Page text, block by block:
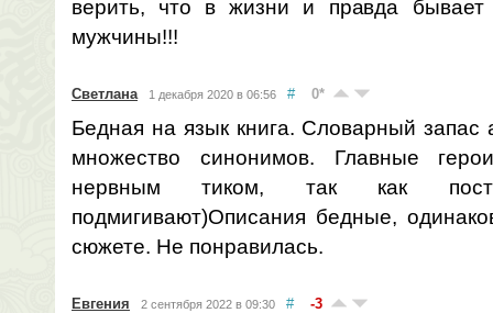
верить, что в жизни и правда
мужчины!!!
Светлана 1 декабря 2020 в 06:56 # 0*
Бедная на язык книга. Словарный запас
множество синонимов. Главные
нервным тиком, так как
подмигивают)Описания бедные,
сюжете. Не понравилась.
Евгения 2 сентября 2022 в 09:30 # -3